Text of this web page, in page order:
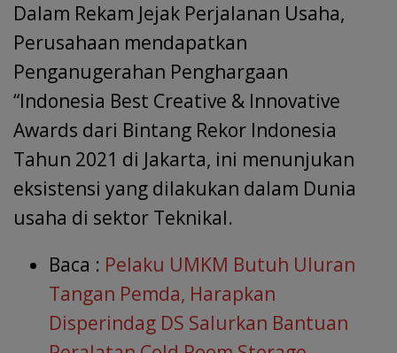
Dalam Rekam Jejak Perjalanan Usaha,
Perusahaan mendapatkan
Penganugerahan Penghargaan
“Indonesia Best Creative & Innovative
Awards dari Bintang Rekor Indonesia
Tahun 2021 di Jakarta, ini menunjukan
eksistensi yang dilakukan dalam Dunia
usaha di sektor Teknikal.
Baca : Pelaku UMKM Butuh Uluran
Tangan Pemda, Harapkan
Disperindag DS Salurkan Bantuan